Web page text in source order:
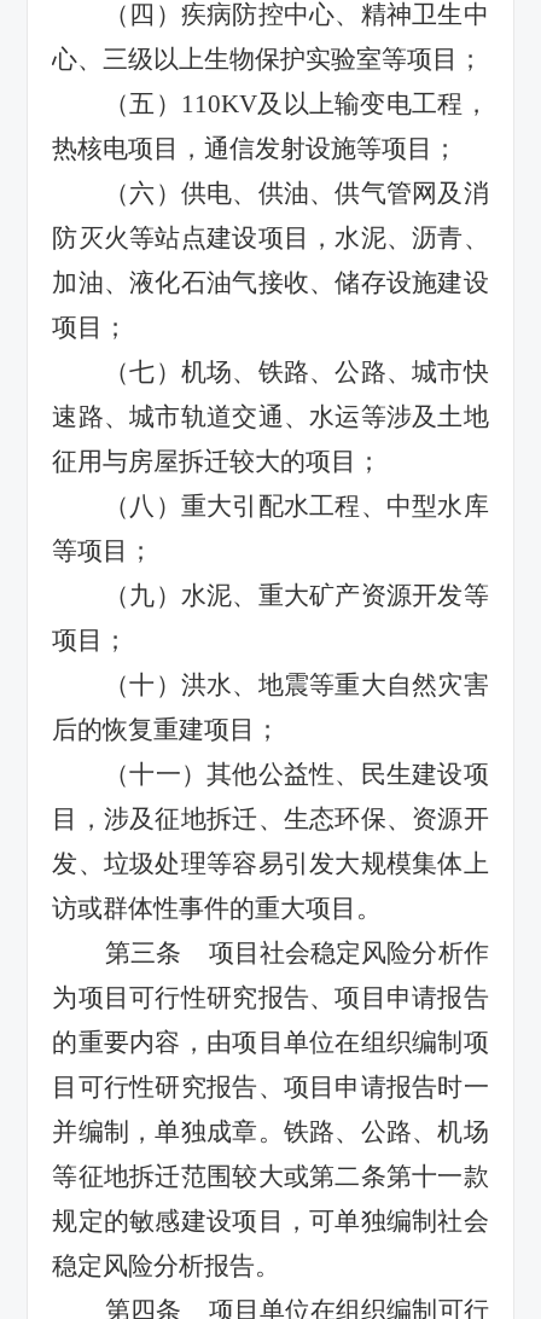
（四） 疾病防控中心、精神卫生中
心、三级以上生物保护实验室等项目；
（五） 110KV及以上输变电工程，
热核电项目，通信发射设施等项目；
（六） 供电、供油、供气管网及消
防灭火等站点建设项目，水泥、沥青、
加油、液化石油气接收、储存设施建设
项目；
（七） 机场、铁路、公路、城市快
速路、城市轨道交通、水运等涉及土地
征用与房屋拆迁较大的项目；
（八） 重大引配水工程、中型水库
等项目；
（九） 水泥、重大矿产资源开发等
项目；
（十） 洪水、地震等重大自然灾害
后的恢复重建项目；
（十一）其他公益性、民生建设项
目， 涉及征地拆迁、生态环保、资源开
发、垃圾处理等容易引发大规模集体上
访或群体性事件的重大项目。
第三条
项目社会稳定风险分析作
为项目可行性研究报告、项目申请报告
的重要内容，由项目单位在组织编制项
目可行性研究报告、项目申请报告时一
并编制，单独成章。铁路、公路、机场
等征地拆迁范围较大或第二条第十一款
规定的敏感建设项目，可单独编制社会
稳定风险分析报告。
第四条
项目单位在组织编制 可行